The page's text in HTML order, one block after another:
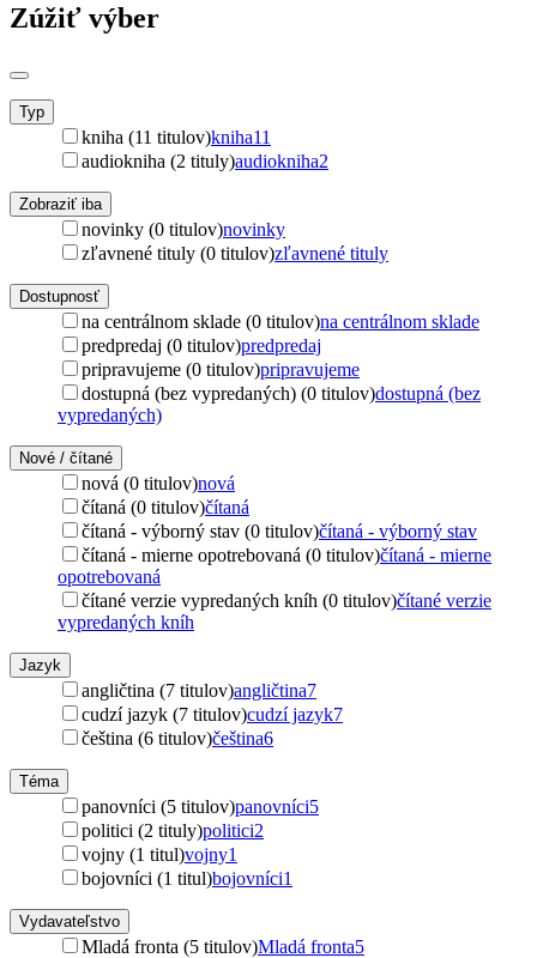
Zúžiť výber
Typ
kniha (11 titulov)kniha11
audiokniha (2 tituly)audiokniha2
Zobraziť iba
novinky (0 titulov)novinky
zľavnené tituly (0 titulov)zľavnené tituly
Dostupnosť
na centrálnom sklade (0 titulov)na centrálnom sklade
predpredaj (0 titulov)predpredaj
pripravujeme (0 titulov)pripravujeme
dostupná (bez vypredaných) (0 titulov)dostupná (bez
vypredaných)
Nové / čítané
nová (0 titulov)nová
čítaná (0 titulov)čítaná
čítaná - výborný stav (0 titulov)čítaná - výborný stav
čítaná - mierne opotrebovaná (0 titulov)čítaná - mierne
opotrebovaná
čítané verzie vypredaných kníh (0 titulov)čítané verzie
vypredaných kníh
Jazyk
angličtina (7 titulov)angličtina7
cudzí jazyk (7 titulov)cudzí jazyk7
čeština (6 titulov)čeština6
Téma
panovníci (5 titulov)panovníci5
politici (2 tituly)politici2
vojny (1 titul)vojny1
bojovníci (1 titul)bojovníci1
Vydavateľstvo
Mladá fronta (5 titulov)Mladá fronta5